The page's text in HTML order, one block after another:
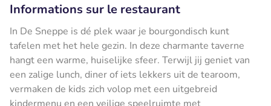
Informations sur le restaurant
In De Sneppe is dé plek waar je bourgondisch kunt
tafelen met het hele gezin. In deze charmante taverne
hangt een warme, huiselijke sfeer. Terwijl jij geniet van
een zalige lunch, diner of iets lekkers uit de tearoom,
vermaken de kids zich volop met een uitgebreid